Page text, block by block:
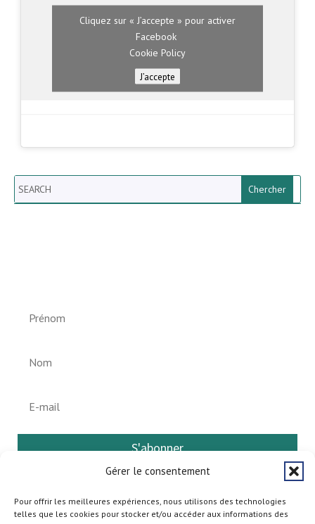
Gérer le consentement
Pour offrir les meilleures expériences, nous utilisons des technologies
telles que les cookies pour stocker et/ou accéder aux informations des
Cliquez sur « J’accepte » pour activer
Facebook
Cookie Policy
J’accepte
Search
S'abonner